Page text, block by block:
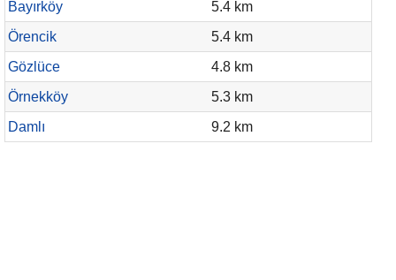
Bayırköy
5.4 km
Örencik
5.4 km
Gözlüce
4.8 km
Örnekköy
5.3 km
Damlı
9.2 km